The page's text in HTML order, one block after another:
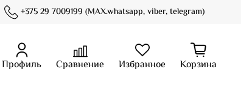
+375 29 7009199 (MAX.whatsapp, viber, telegram)
Профиль Сравнение Избранное Корзина